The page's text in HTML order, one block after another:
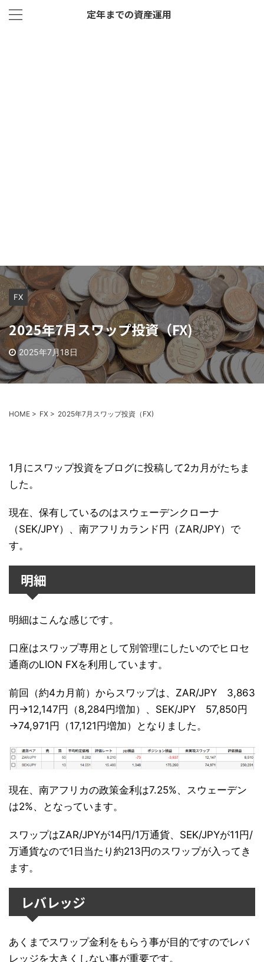
定年までの資産運用
FX
2025年7月スワップ投資（FX)
2025年7月18日
HOME > FX > 2025年7月スワップ投資（FX)
1月にスワップ投資をブログに投稿して2カ月がたちま
した。
現在、保有しているのはスウェーデンクローナ
（SEK/JPY）、南アフリカランド円（ZAR/JPY）で
す。
明細
明細はこんな感じです。
口座はスワップ専用として別管理にしたいのでヒロセ
通商のLION FXを利用しています。
前回（約4カ月前）からスワップは、ZAR/JPY 3,863
円→12,147円（8,284円増加）、SEK/JPY 57,850円
→74,971円（17,121円増加）となりました。
現在、南アフリカの政策金利は7.25%、スウェーデン
は2%、となっています。
スワップはZAR/JPYが14円/1万通貨、SEK/JPYが11円/
万通貨なので1日当たり約213円のスワップが入ってき
ます。
レバレッジ
あくまでスワップ金利をもらう事が目的ですのでレバ
レッジを大きくしない事が重要です。